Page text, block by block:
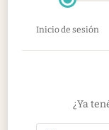
Inicio de sesión
¿Ya